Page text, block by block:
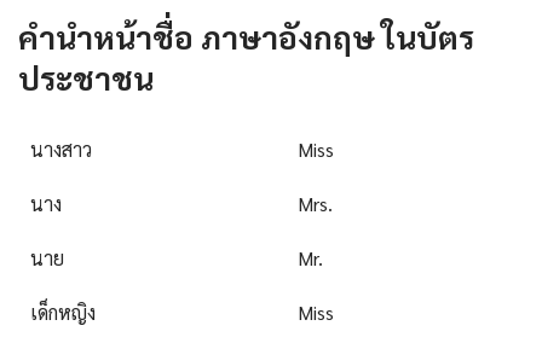
คํานําหน้าชื่อ ภาษาอังกฤษ ในบัตร
ประชาชน
นางสาว Miss
นาง Mrs.
นาย Mr.
เด็กหญิง Miss